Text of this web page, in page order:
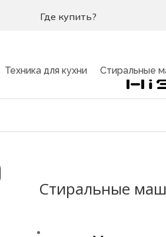
Где купить?
Техника для кухни Стиральные
Стиральные